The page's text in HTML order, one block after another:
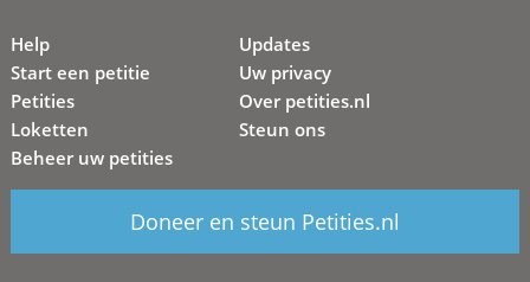
Help
Start een petitie
Petities
Loketten
Beheer uw petities
Updates
Uw privacy
Over petities.nl
Steun ons
Doneer en steun Petities.nl